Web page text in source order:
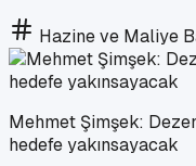
Hazine ve Maliye
Mehmet Şimşek:
hedefe yakınsayacak